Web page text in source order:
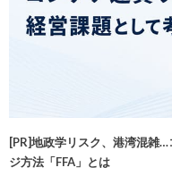
[PR]地政学リスク、港湾混雑
ジ方法「FFA」とは